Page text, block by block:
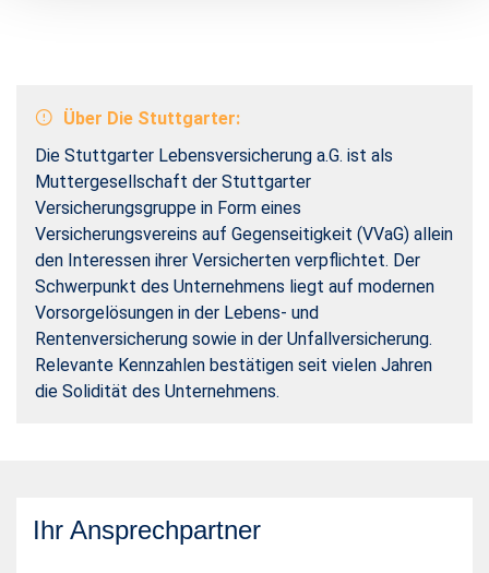
Über Die Stuttgarter:
Die Stuttgarter Lebensversicherung a.G. ist als
Muttergesellschaft der Stuttgarter
Versicherungsgruppe in Form eines
Versicherungsvereins auf Gegenseitigkeit (VVaG) allein
den Interessen ihrer Versicherten verpflichtet. Der
Schwerpunkt des Unternehmens liegt auf modernen
Vorsorgelösungen in der Lebens- und
Rentenversicherung sowie in der Unfallversicherung.
Relevante Kennzahlen bestätigen seit vielen Jahren
die Solidität des Unternehmens.
Ihr Ansprechpartner